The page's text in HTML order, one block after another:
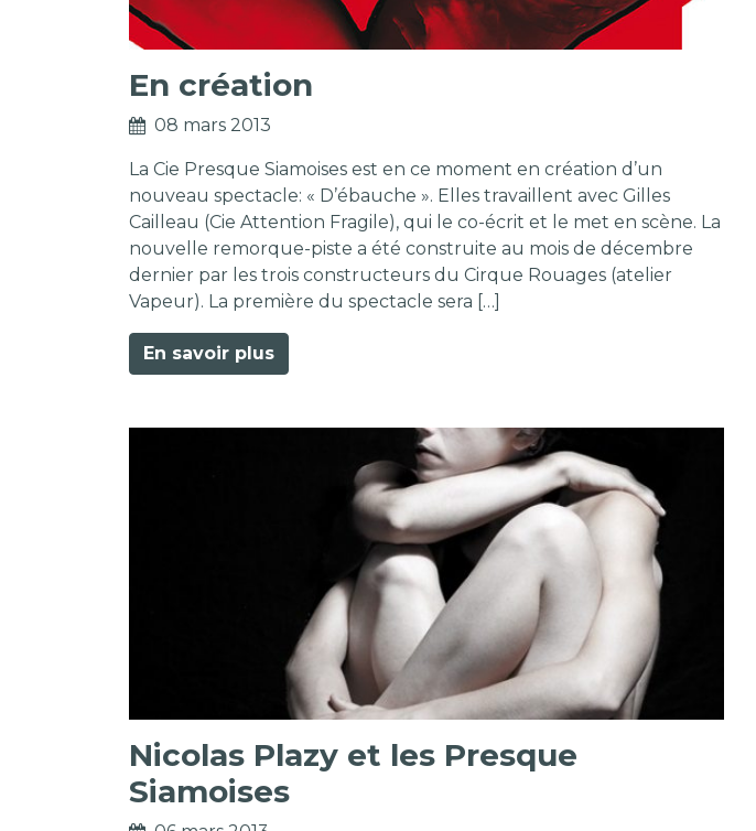
En création
08 mars 2013
La Cie Presque Siamoises est en ce moment en création d’un
nouveau spectacle: « D’ébauche ». Elles travaillent avec Gilles
Cailleau (Cie Attention Fragile), qui le co-écrit et le met en scène. La
nouvelle remorque-piste a été construite au mois de décembre
dernier par les trois constructeurs du Cirque Rouages (atelier
Vapeur). La première du spectacle sera […]
En savoir plus
Nicolas Plazy et les Presque
Siamoises